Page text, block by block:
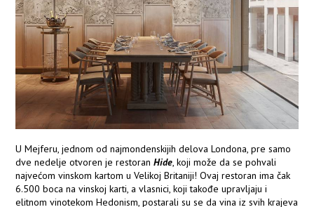
U Mejferu, jednom od najmondenskijih delova Londona, pre samo
dve nedelje otvoren je restoranHide, koji može da se pohvali
najvećom vinskom kartom u Velikoj Britaniji! Ovaj restoran ima čak
6.500 boca na vinskoj karti, a vlasnici, koji takođe upravljaju i
elitnom vinotekom Hedonism, postarali su se da vina iz svih krajeva